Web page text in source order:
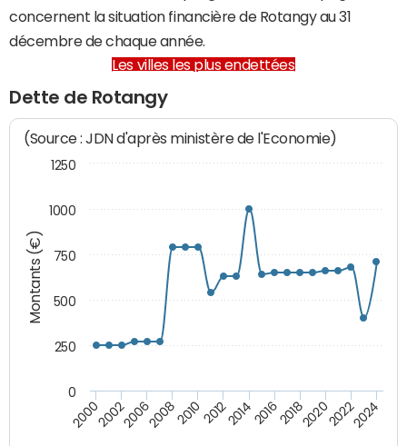
concernent la situation financière de Rotangy au 31
décembre de chaque année.
Les villes les plus endettées
Dette de Rotangy
Montants (€)
(Source : JDN d'après ministère de l'Economie)
200020022006200820102012201420162018202020222024
1000
0
250
500
750
1250